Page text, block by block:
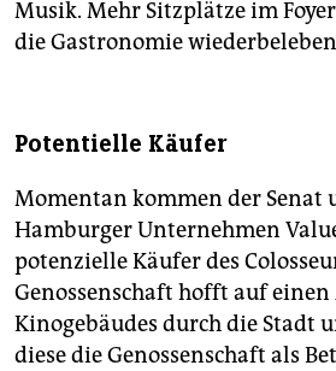
Musik. Mehr Sitzplätze im
die Gastronomie
Potentielle Käufer
Momentan kommen der Senat
Hamburger Unternehmen
potenzielle Käufer des
Genossenschaft hofft auf einen
Kinogebäudes durch die Stadt
diese die Genossenschaft als